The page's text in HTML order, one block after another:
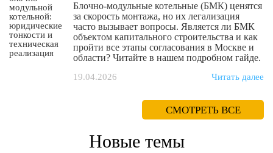
Блочно-модульные котельные (БМК) ценятся
за скорость монтажа, но их легализация
часто вызывает вопросы. Является ли БМК
объектом капитального строительства и как
пройти все этапы согласования в Москве и
области? Читайте в нашем подробном гайде.
19.04.2026 Читать далее
СМОТРЕТЬ ВСЕ
Новые темы